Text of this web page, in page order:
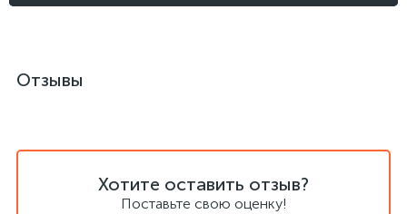
Отзывы
Хотите оставить отзыв?
Поставьте свою оценку!